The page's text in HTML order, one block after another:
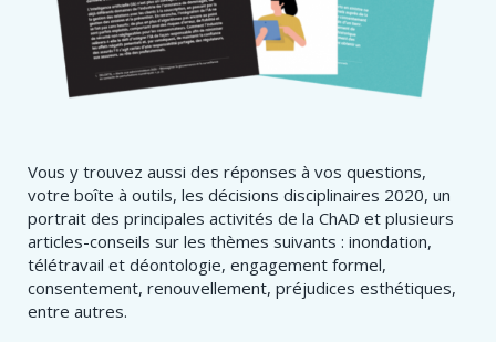
Vous y trouvez aussi des réponses à vos questions,
votre boîte à outils, les décisions disciplinaires 2020, un
portrait des principales activités de la ChAD et plusieurs
articles-conseils sur les thèmes suivants : inondation,
télétravail et déontologie, engagement formel,
consentement, renouvellement, préjudices esthétiques,
entre autres.